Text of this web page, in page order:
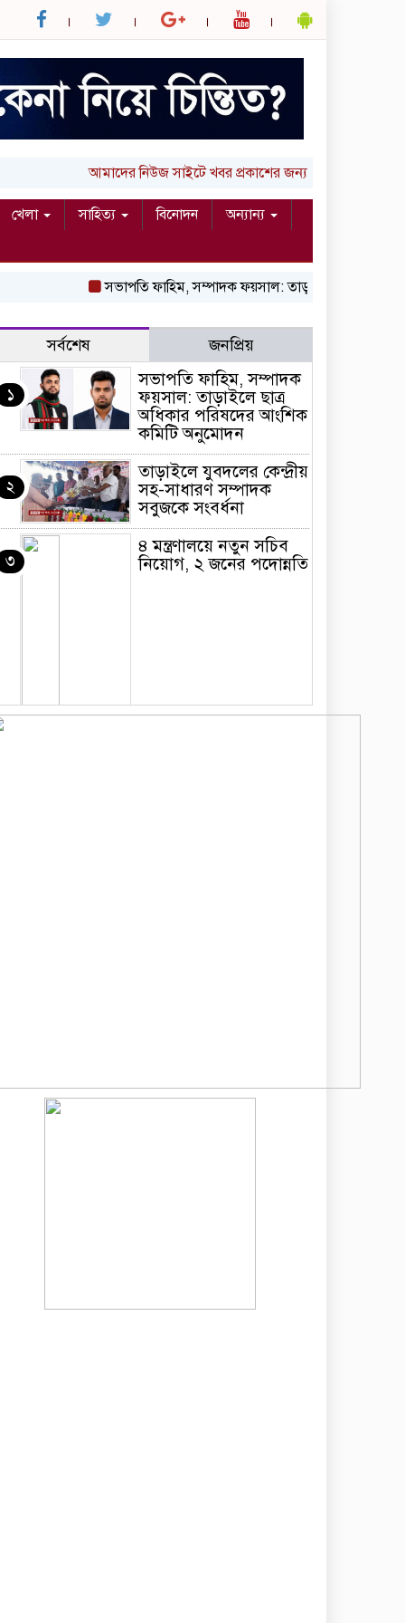
আমাদের নিউজ সাইটে খবর প্রকাশের জন্য আপনার লিখা (তথ্য,
খেলা সাহিত্য বিনোদন
অন্যান্য
সভাপতি ফাহিম, সম্পাদক ফয়সাল: তাড়াইলে ছাত্র অধিকার
সর্বশেষ জনপ্রিয়
১
সভাপতি ফাহিম, সম্পাদক
ফয়সাল: তাড়াইলে ছাত্র
অধিকার পরিষদের আংশিক
কমিটি অনুমোদন
২
তাড়াইলে যুবদলের কেন্দ্রীয়
সহ-সাধারণ সম্পাদক
সবুজকে সংবর্ধনা
৩
৪ মন্ত্রণালয়ে নতুন সচিব
নিয়োগ, ২ জনের পদোন্নতি